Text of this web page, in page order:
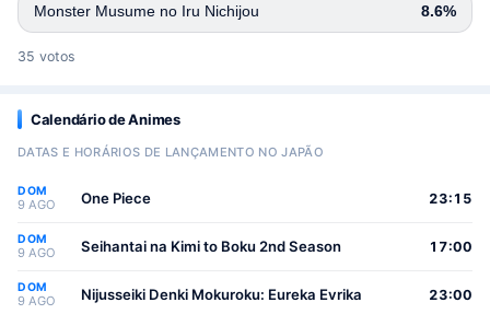
Monster Musume no Iru Nichijou 8.6%
35 votos
Calendário de Animes
DATAS E HORÁRIOS DE LANÇAMENTO NO JAPÃO
DOM
9 AGO One Piece 23:15
DOM
9 AGO Seihantai na Kimi to Boku 2nd Season 17:00
DOM
9 AGO Nijusseiki Denki Mokuroku: Eureka Evrika 23:00